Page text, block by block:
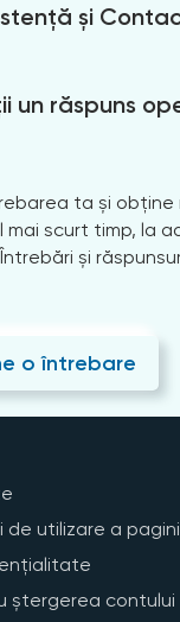
și
un răspuns
ta și obține
mai scurt timp, la
și
o întrebare
de utilizare a
ștergerea contului